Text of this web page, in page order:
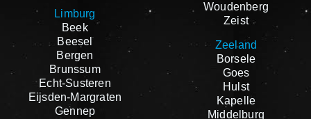
Limburg
Beek
Beesel
Bergen
Brunssum
Echt-Susteren
Eijsden-Margraten
Gennep
Woudenberg
Zeist
Zeeland
Borsele
Goes
Hulst
Kapelle
Middelburg